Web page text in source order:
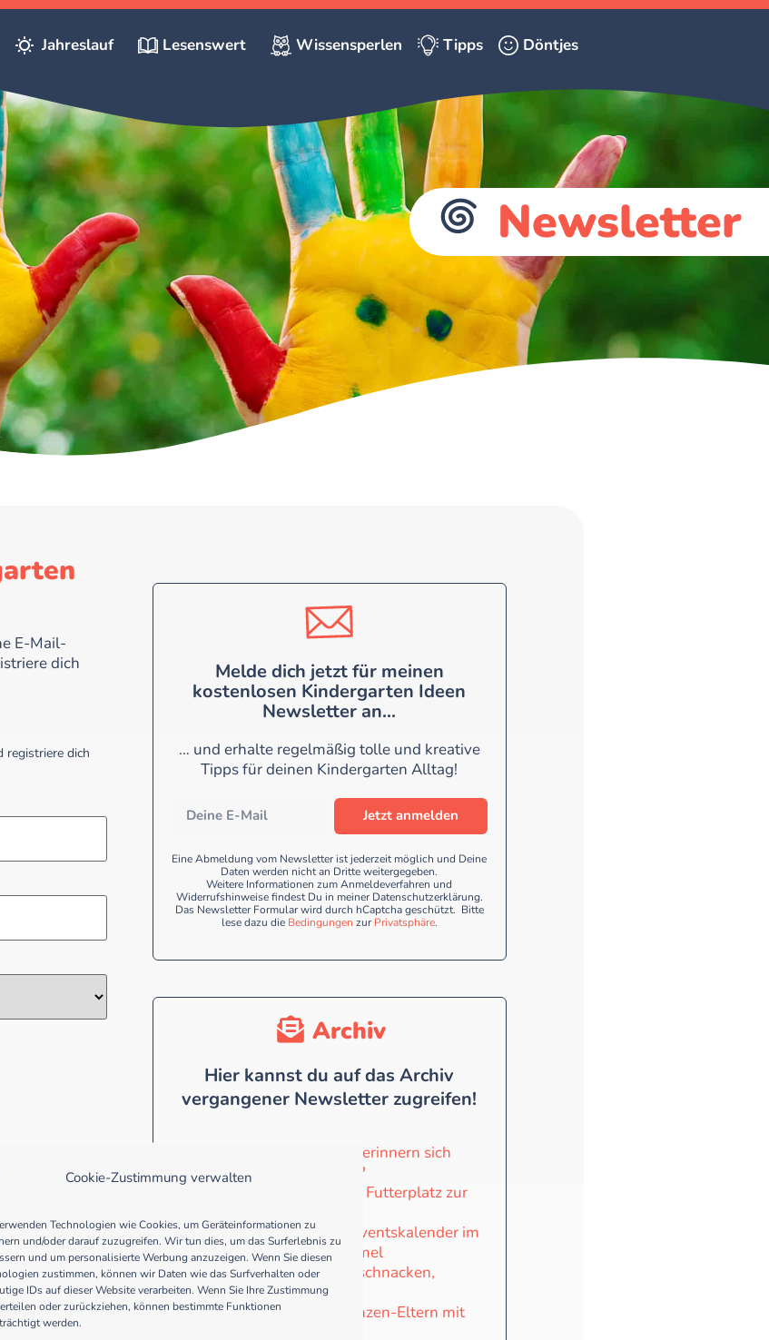
Cookie-Zustimmung verwalten
Technologien wie Cookies, um Geräteinformationen zu
und/oder darauf zuzugreifen. Wir tun dies, um das Surferlebnis zu
und um personalisierte Werbung anzuzeigen. Wenn Sie diesen
zustimmen, können wir Daten wie das Surfverhalten oder
IDs auf dieser Website verarbeiten. Wenn Sie Ihre Zustimmung
oder zurückziehen, können bestimmte Funktionen
werden.
Jahreslauf Lesenswert Wissensperlen Tipps Döntjes
Newsletter
E-Mail-
dich
registriere dich
Melde dich jetzt für meinen
kostenlosen Kindergarten Ideen
Newsletter an...
… und erhalte regelmäßig tolle und kreative
Tipps für deinen Kindergarten Alltag!
Jetzt anmelden
Eine Abmeldung vom Newsletter ist jederzeit möglich und Deine
Daten werden nicht an Dritte weitergegeben.
Weitere Informationen zum Anmeldeverfahren und
Widerrufshinweise findest Du in meiner Datenschutzerklärung.
Das Newsletter Formular wird durch hCaptcha geschützt. Bitte
lese dazu die Bedingungen zur Privatsphäre.
Archiv
Hier kannst du auf das Archiv
vergangener Newsletter zugreifen!
Woran erinnern sich
Kinder später wirklich?
Vom Futterplatz zur
1. Dezember 2025
Adventskalender im
Schneeflockengewimmel
4. Juni 2025 Schälen, schnacken,
tüddeln
14. Mai 2025
Für Pflanzen-Eltern mit